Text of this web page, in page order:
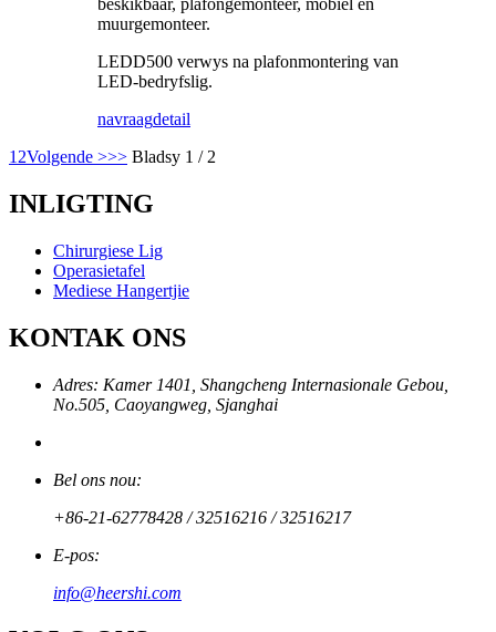
beskikbaar, plafongemonteer, mobiel en
muurgemonteer.
LEDD500 verwys na plafonmontering van
LED-bedryfslig.
navraagdetail
12Volgende >>> Bladsy 1 / 2
INLIGTING
Chirurgiese Lig
Operasietafel
Mediese Hangertjie
KONTAK ONS
Adres: Kamer 1401, Shangcheng Internasionale Gebou,
No.505, Caoyangweg, Sjanghai
Bel ons nou:
+86-21-62778428 / 32516216 / 32516217
E-pos:
info@heershi.com